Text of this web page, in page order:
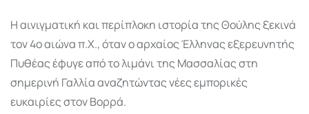
Η αινιγματική και περίπλοκη ιστορία της Θούλης ξεκινά
τον 4ο αιώνα π.Χ., όταν ο αρχαίος Έλληνας εξερευνητής
Πυθέας έφυγε από το λιμάνι της Μασσαλίας στη
σημερινή Γαλλία αναζητώντας νέες εμπορικές
ευκαιρίες στον Βορρά.